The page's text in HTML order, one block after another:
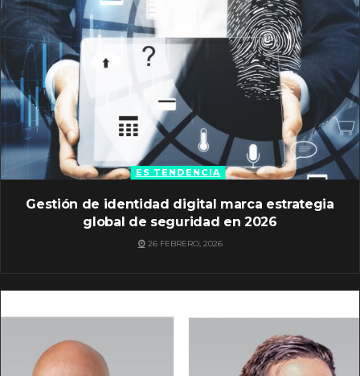
ES TENDENCIA
Gestión de identidad digital marca estrategia
global de seguridad en 2026
26 FEBRERO, 2026